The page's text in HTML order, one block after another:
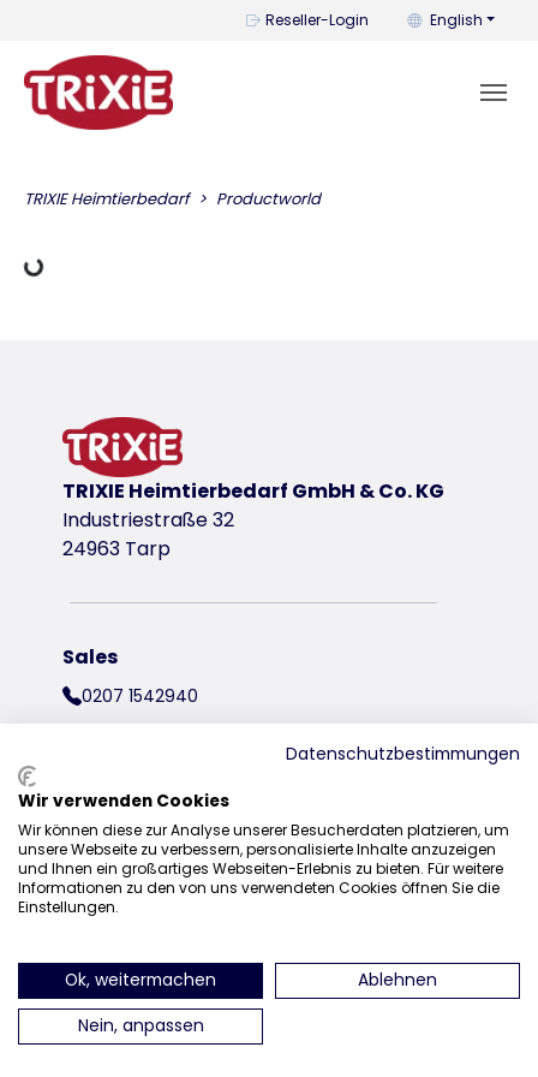
Reseller-Login You can
English
TRIXIE Heimtierbedarf Productworld
Loading Data
TRIXIE Heimtierbedarf GmbH & Co. KG
Industriestraße 32
24963 Tarp
Sales
0207 1542940
find us on Instagram
find us on Facebook
find us on Pinterest
find us on
Datenschutzbestimmungen
Wir verwenden Cookies
Wir können diese zur Analyse unserer Besucherdaten platzieren, um
unsere Webseite zu verbessern, personalisierte Inhalte anzuzeigen
und Ihnen ein großartiges Webseiten-Erlebnis zu bieten. Für weitere
Informationen zu den von uns verwendeten Cookies öffnen Sie die
Einstellungen.
Ok, weitermachen
Ablehnen
Nein, anpassen